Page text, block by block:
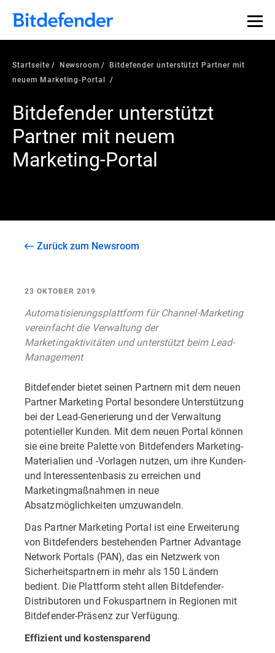
Startseite Newsroom
Bitdefender unterstützt Partner mit
neuem Marketing-Portal
Bitdefender unterstützt
Partner mit neuem
Marketing-Portal
Zurück zum Newsroom
23 OKTOBER 2019
Automatisierungsplattform für Channel-Marketing
vereinfacht die Verwaltung der
Marketingaktivitäten und unterstützt beim Lead-
Management
Bitdefender bietet seinen Partnern mit dem neuen
Partner Marketing Portal besondere Unterstützung
bei der Lead-Generierung und der Verwaltung
potentieller Kunden. Mit dem neuen Portal können
sie eine breite Palette von Bitdefenders Marketing-
Materialien und -Vorlagen nutzen, um ihre Kunden-
und Interessentenbasis zu erreichen und
Marketingmaßnahmen in neue
Absatzmöglichkeiten umzuwandeln.
Das Partner Marketing Portal ist eine Erweiterung
von Bitdefenders bestehenden Partner Advantage
Network Portals (PAN), das ein Netzwerk von
Sicherheitspartnern in mehr als 150 Ländern
bedient. Die Plattform steht allen Bitdefender-
Distributoren und Fokuspartnern in Regionen mit
Bitdefender-Präsenz zur Verfügung.
Effizient und kostensparend